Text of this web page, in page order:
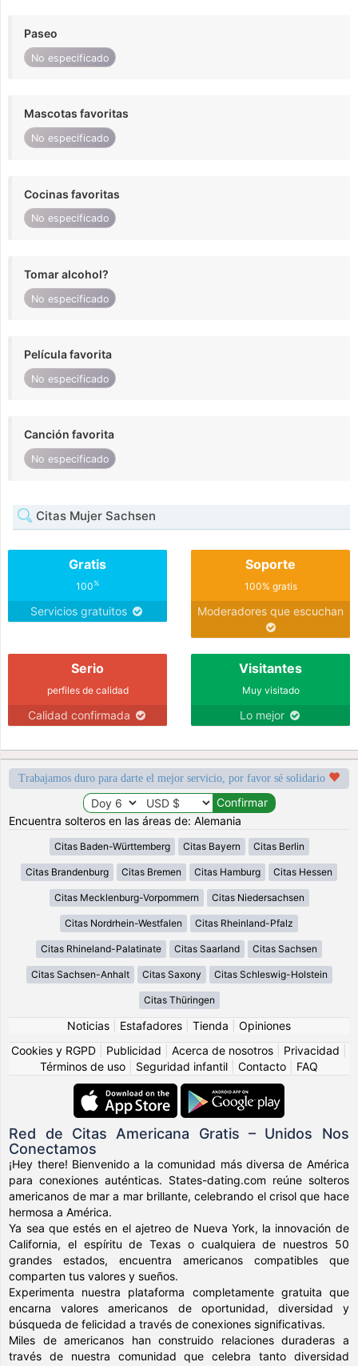
Paseo
No especificado
Mascotas favoritas
No especificado
Cocinas favoritas
No especificado
Tomar alcohol?
No especificado
Película favorita
No especificado
Canción favorita
No especificado
Citas Mujer Sachsen
Gratis
100%
Servicios gratuitos
Soporte
100% gratis
Moderadores que escuchan
Serio
perfiles de calidad
Calidad confirmada
Visitantes
Muy visitado
Lo mejor
Trabajamos duro para darte el mejor servicio, por favor sé solidario
Encuentra solteros en las áreas de: Alemania
Citas Baden-Württemberg Citas Bayern Citas Berlin
Citas Brandenburg Citas Bremen Citas Hamburg Citas Hessen
Citas Mecklenburg-Vorpommern Citas Niedersachsen
Citas Nordrhein-Westfalen Citas Rheinland-Pfalz
Citas Rhineland-Palatinate Citas Saarland Citas Sachsen
Citas Sachsen-Anhalt Citas Saxony Citas Schleswig-Holstein
Citas Thüringen
Noticias Estafadores Tienda
Opiniones
Cookies y RGPD
Publicidad Acerca de nosotros Privacidad
Términos de uso
Seguridad infantil Contacto FAQ
Red de Citas Americana Gratis – Unidos Nos
Conectamos
¡Hey there! Bienvenido a la comunidad más diversa de América
para conexiones auténticas. States-dating.com reúne solteros
americanos de mar a mar brillante, celebrando el crisol que hace
hermosa a América.
Ya sea que estés en el ajetreo de Nueva York, la innovación de
California, el espíritu de Texas o cualquiera de nuestros 50
grandes estados, encuentra americanos compatibles que
comparten tus valores y sueños.
Experimenta nuestra plataforma completamente gratuita que
encarna valores americanos de oportunidad, diversidad y
búsqueda de felicidad a través de conexiones significativas.
Miles de americanos han construido relaciones duraderas a
través de nuestra comunidad que celebra tanto diversidad